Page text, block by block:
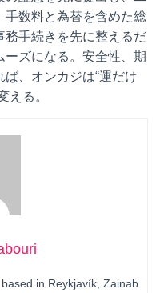
手数料と為替を含めた総
務手続きを先に整えるだ
ズになる。安全性、期
、オンカジは“運だけ
える。
in Reykjavík, Zainab